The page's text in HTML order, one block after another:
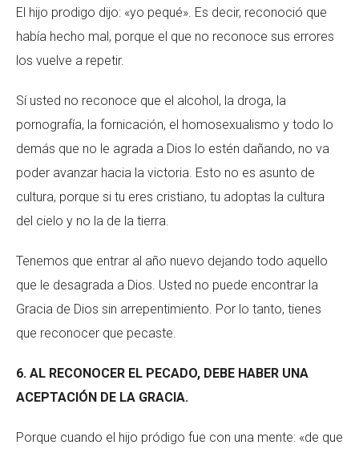
El hijo prodigo dijo: «yo pequé». Es decir, reconoció que
había hecho mal, porque el que no reconoce sus errores
los vuelve a repetir.
Sí usted no reconoce que el alcohol, la droga, la
pornografía, la fornicación, el homosexualismo y todo lo
demás que no le agrada a Dios lo estén dañando, no va
poder avanzar hacia la victoria. Esto no es asunto de
cultura, porque si tu eres cristiano, tu adoptas la cultura
del cielo y no la de la tierra.
Tenemos que entrar al año nuevo dejando todo aquello
que le desagrada a Dios. Usted no puede encontrar la
Gracia de Dios sin arrepentimiento. Por lo tanto, tienes
que reconocer que pecaste.
6. AL RECONOCER EL PECADO, DEBE HABER UNA
ACEPTACIÓN DE LA GRACIA.
Porque cuando el hijo pródigo fue con una mente: «de que